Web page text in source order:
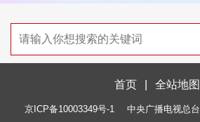
首页 全站地图
京ICP备10003349号-1 中央广播电视总台